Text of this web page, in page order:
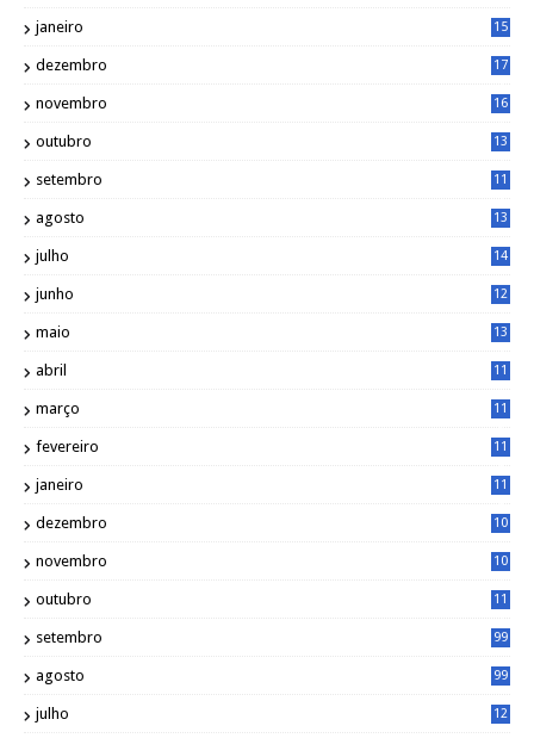
janeiro
15
dezembro
17
novembro
16
outubro
13
setembro
11
agosto
13
julho
14
junho
12
maio
13
abril
11
março
11
fevereiro
11
janeiro
11
dezembro
10
novembro
10
outubro
11
setembro 99
agosto 99
julho
12